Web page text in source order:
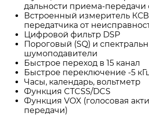
дальности приема-передачи
Встроенный измеритель
передатчика от
Цифровой фильтр DSP
Пороговый (SQ) и
шумоподавители
Быстрое переход в 15 канал
Быстрое переключение -5
Часы, календарь, вольтметр
Функция CTCSS/DCS
Функция VOX (голосовая
передачи)